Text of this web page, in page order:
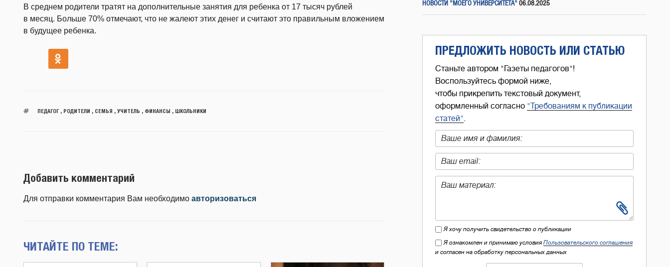
В среднем родители тратят на дополнительные занятия для ребенка от 17 тысяч рублей
в месяц. Больше 70% отмечают, что не жалеют этих денег и считают это правильным вложением
в будущее ребенка.
ПЕДАГОГ, РОДИТЕЛИ , СЕМЬЯ , УЧИТЕЛЬ , ФИНАНСЫ , ШКОЛЬНИКИ
Добавить комментарий
Для отправки комментария Вам необходимо авторизоваться
ЧИТАЙТЕ ПО ТЕМЕ:
НОВОСТИ "МОЕГО УНИВЕРСИТЕТА" 06.08.2025
ПРЕДЛОЖИТЬ НОВОСТЬ ИЛИ СТАТЬЮ
Станьте автором "Газеты педагогов"!
Воспользуйтесь формой ниже,
чтобы прикрепить текстовый документ,
оформленный согласно "Требованиям к публикации
статей".
Я хочу получить свидетельство о публикации
Я ознакомлен и принимаю условия Пользовательского соглашения
и согласен на обработку персональных данных